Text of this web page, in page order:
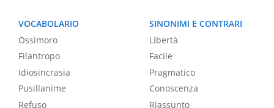
VOCABOLARIO
Ossimoro
Filantropo
Idiosincrasia
Pusillanime
Refuso
SINONIMI E CONTRARI
Libertà
Facile
Pragmatico
Conoscenza
Riassunto